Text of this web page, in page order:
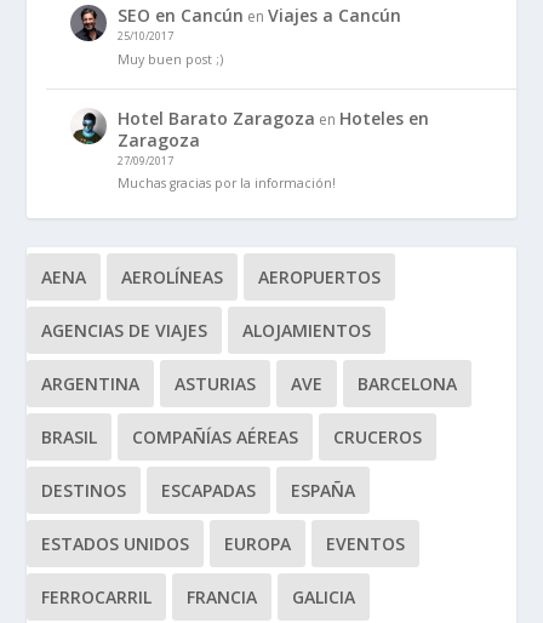
SEO en Cancún enViajes a Cancún
25/10/2017
Muy buen post ;)
Hotel Barato Zaragoza en Hoteles en
Zaragoza
27/09/2017
Muchas gracias por la información!
AENA AEROLÍNEAS AEROPUERTOS
AGENCIAS DE VIAJES ALOJAMIENTOS
ARGENTINA ASTURIAS AVE BARCELONA
BRASIL COMPAÑÍAS AÉREAS CRUCEROS
DESTINOS ESCAPADAS ESPAÑA
ESTADOS UNIDOS EUROPA EVENTOS
FERROCARRIL FRANCIA GALICIA